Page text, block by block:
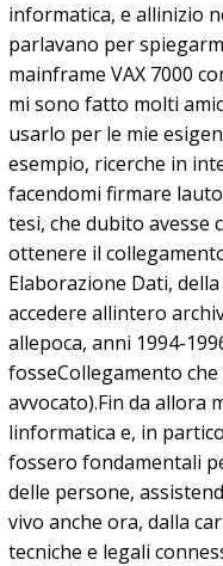
informatica, e allinizio
parlavano per
mainframe VAX 7000
mi sono fatto molti
usarlo per le mie
esempio, ricerche in
facendomi firmare
tesi, che dubito avesse
ottenere il
Elaborazione Dati,
accedere allintero
allepoca, anni 1994-
fosseCollegamento
avvocato).Fin da allora
linformatica e, in
fossero fondamentali
delle persone,
vivo anche ora, dalla
tecniche e legali